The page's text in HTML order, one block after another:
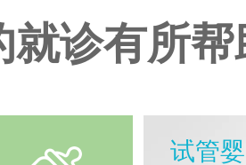
就诊有所帮
试管